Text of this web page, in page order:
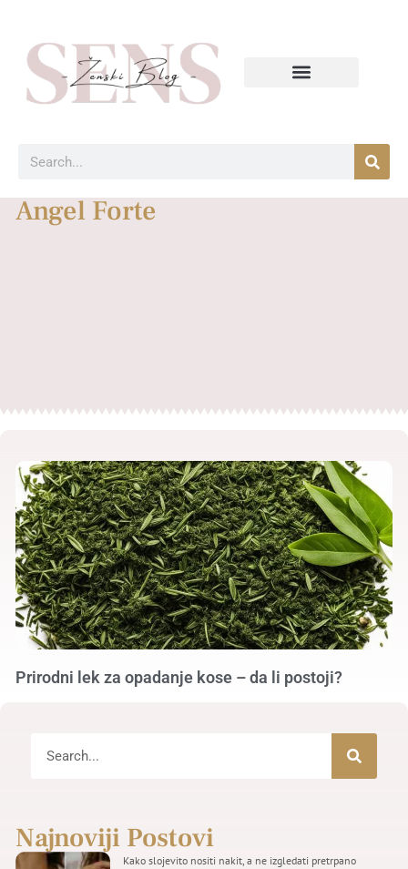
Angel Forte
Prirodni lek za opadanje kose – da li postoji?
Najnoviji Postovi
Kako slojevito nositi nakit, a ne izgledati pretrpano